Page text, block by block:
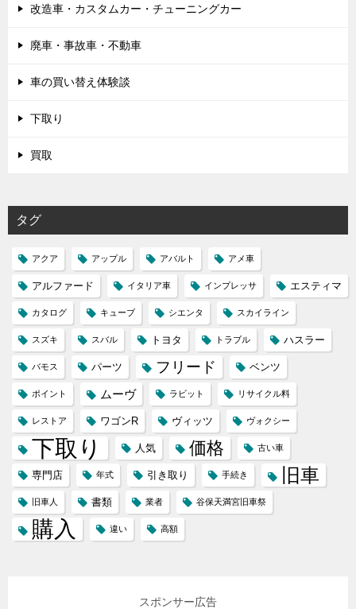
改造車・カスタムカー・チューニングカー
廃車・事故車・不動車
車の買い替え体験談
下取り
買取
タグ
アクア アップル アバルト アメ車
アルファード イタリア車 インプレッサ エスティマ
カタログ キューブ シエンタ スカイライン
スズキ スバル トヨタ トラブル ハスラー
バモス パーツ フリード ベンツ
ポイント ムーヴ ラビット リサイクル料
レストア ワゴンR ヴィッツ ヴォクシー
下取り 人気 価格 古い車
専門店 年式 引き取り 手続き 旧車
旧車人 書類 業者 谷保天満宮旧車祭
購入 違い 高額
スポンサー広告